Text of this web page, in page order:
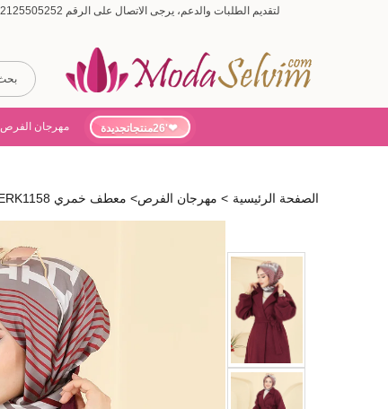
لتقديم الطلبات والدعم، يرجى الاتصال على الرقم 902125505252 (أيام الأسبوع من 9:00 إلى 19:00، أيام السبت من 9:00 إلى 15:00)
'26منتجاتجديدة مهرجان الفرص
الصفحة الرئيسية > مهرجان الفرص> معطف خمري 2059ERK1158